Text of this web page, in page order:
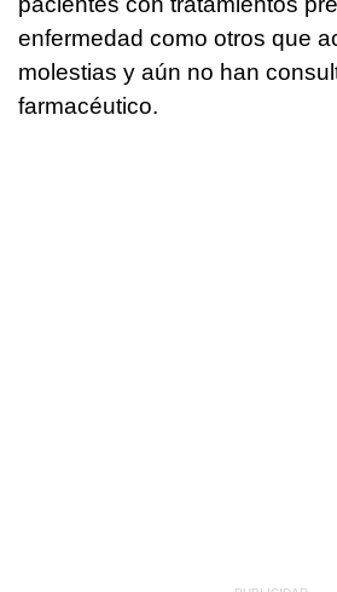
enfermedad como otros que
molestias y aún no han
farmacéutico.